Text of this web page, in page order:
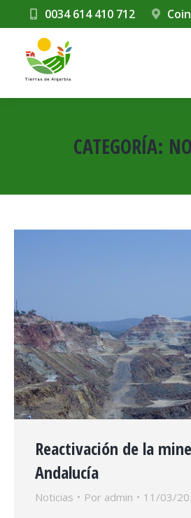
0034 614 410 712
CATEGORÍA:
Reactivación de la
Andalucía
Noticias Por admin 11/03/